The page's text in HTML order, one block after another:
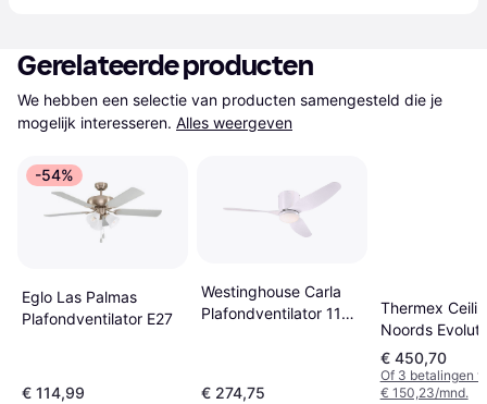
Gerelateerde producten
We hebben een selectie van producten samengesteld die je
mogelijk interesseren. Alles weergeven
-54%
Eglo Las Palmas
Plafondventilator E27
€ 114,99
Westinghouse Carla
Plafondventilator 117
€ 274,75
Thermex
Noords
120/48
€ 450,70
Of 3 betalingen
€ 150,23/mnd.